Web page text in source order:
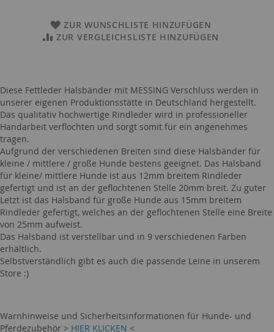
ZUR WUNSCHLISTE HINZUFÜGEN
ZUR VERGLEICHSLISTE HINZUFÜGEN
Diese Fettleder Halsbänder mit MESSING Verschluss werden in
unserer eigenen Produktionsstätte in Deutschland hergestellt.
Das qualitativ hochwertige Rindleder wird in professioneller
Handarbeit verflochten und sorgt somit für ein angenehmes
tragen.
Aufgrund der verschiedenen Breiten sind diese Halsbänder für
kleine / mittlere / große Hunde bestens geeignet. Das Halsband
für kleine/ mittlere Hunde ist aus 12mm breitem Rindleder
gefertigt und ist an der geflochtenen Stelle 20mm breit. Zu guter
Letzt ist das Halsband für große Hunde aus 15mm breitem
Rindleder gefertigt, welches an der geflochtenen Stelle eine Breite
von 25mm aufweist.
Das Halsband ist verstellbar und in 9 verschiedenen Farben
erhältlich.
Selbstverständlich gibt es auch die passende Leine in unserem
Store :)
Warnhinweise und Sicherheitsinformationen für Hunde- und
Pferdezubehör > HIER KLICKEN <